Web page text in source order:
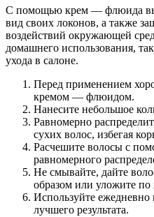
C помощью крем — флюида
вид своих локонов, а также
воздействий окружающей
домашнего использования,
ухода в салоне.
Перед применением
кремом — флюидом.
Нанесите небольшое
Равномерно
сухих волос, избегая
Расчешите волосы с
равномерного
Не смывайте, дайте
образом или уложите
Используйте
лучшего результата.